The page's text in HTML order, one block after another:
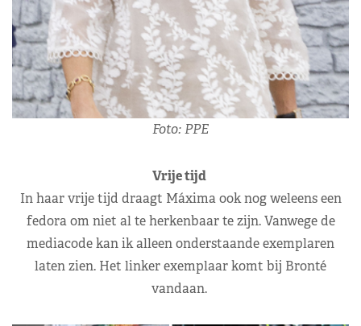
Foto: PPE
Vrije tijd
In haar vrije tijd draagt Máxima ook nog weleens een
fedora om niet al te herkenbaar te zijn. Vanwege de
mediacode kan ik alleen onderstaande exemplaren
laten zien. Het linker exemplaar komt bij Bronté
vandaan.